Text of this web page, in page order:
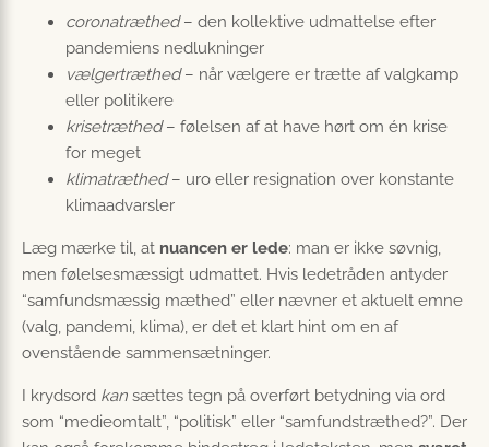
coronatræthed– den kollektive udmattelse efter
pandemiens nedlukninger
vælgertræthed– når vælgere er trætte af valgkamp
eller politikere
krisetræthed– følelsen af at have hørt om én krise
for meget
klimatræthed– uro eller resignation over konstante
klima­advarsler
Læg mærke til, at nuancen er lede: man er ikke søvnig,
men følelsesmæssigt udmattet. Hvis ledetråden antyder
“samfundsmæssig mæthed” eller nævner et aktuelt emne
(valg, pandemi, klima), er det et klart hint om en af
ovenstående sammensætninger.
I krydsord kan sættes tegn på overført betydning via ord
som “medieomtalt”, “politisk” eller “samfunds­træthed?”. Der